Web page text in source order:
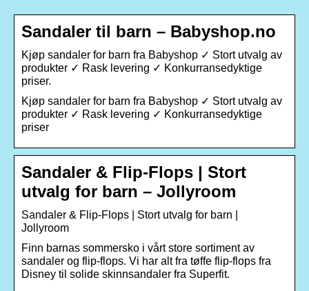
Sandaler til barn – Babyshop.no
Kjøp sandaler for barn fra Babyshop ✓ Stort utvalg av
produkter ✓ Rask levering ✓ Konkurransedyktige
priser.
Kjøp sandaler for barn fra Babyshop ✓ Stort utvalg av
produkter ✓ Rask levering ✓ Konkurransedyktige
priser
Sandaler & Flip-Flops | Stort
utvalg for barn – Jollyroom
Sandaler & Flip-Flops | Stort utvalg for barn |
Jollyroom
Finn barnas sommersko i vårt store sortiment av
sandaler og flip-flops. Vi har alt fra tøffe flip-flops fra
Disney til solide skinnsandaler fra Superfit.